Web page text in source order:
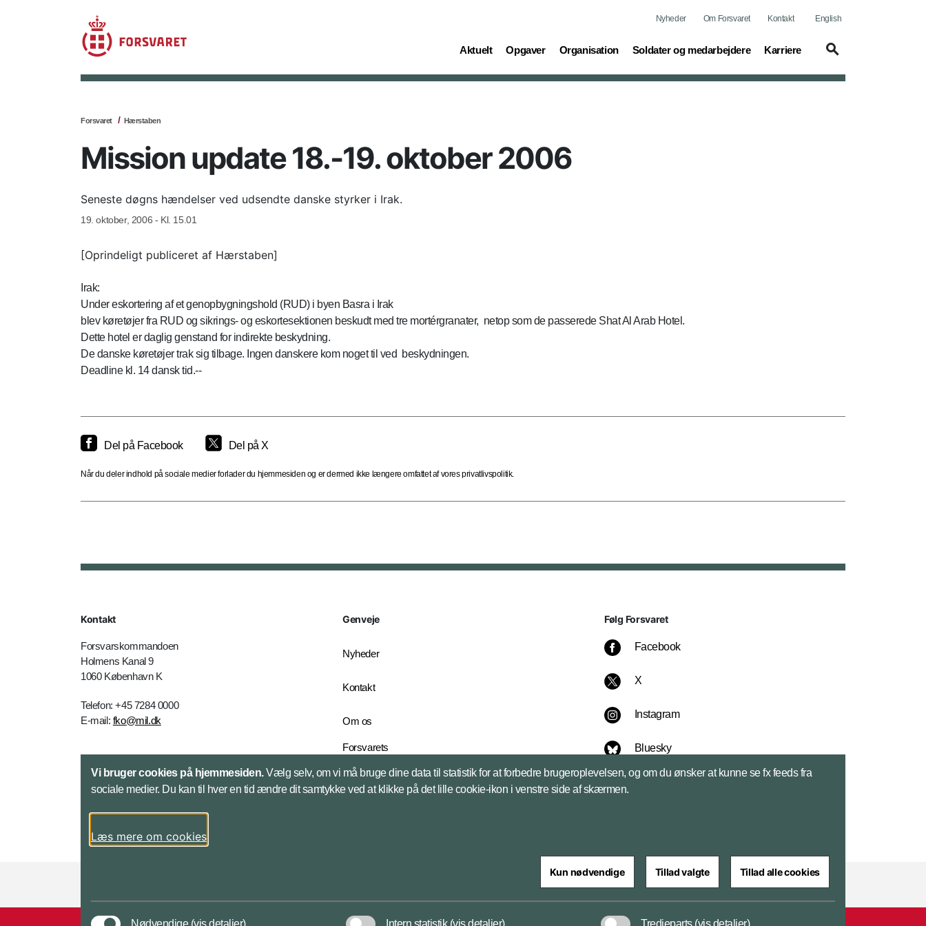
Nyheder Om Forsvaret Kontakt English
Aktuelt
(current) Opgaver
(current) Organisation
(current) Soldater og medarbejdere
(current) Karriere
(current)
Forsvaret Hærstaben
Mission update 18.-19. oktober 2006
Seneste døgns hændelser ved udsendte danske styrker i Irak.
19. oktober, 2006 - Kl. 15.01
[Oprindeligt publiceret af Hærstaben]
Irak:
Under eskortering af et genopbygningshold (RUD) i byen Basra i Irak
blev køretøjer fra RUD og sikrings- og eskortesektionen beskudt med tre mortérgranater, netop som de passerede Shat Al Arab Hotel.
Dette hotel er daglig genstand for indirekte beskydning.
De danske køretøjer trak sig tilbage. Ingen danskere kom noget til ved beskydningen.
Deadline kl. 14 dansk tid.--
Del på Facebook Del på X
Når du deler indhold på sociale medier forlader du hjemmesiden og er dermed ikke længere omfattet af vores privatlivspolitik.
Kontakt
Forsvarskommandoen
Holmens Kanal 9
1060 København K
Telefon: +45 7284 0000
E-mail: fko@mil.dk
Kontakt
Genveje
Nyheder
Kontakt
Om os
Forsvarets
English Edition
Følg Forsvaret
Facebook
X
Instagram
Bluesky
LinkedIn
Vi bruger cookies på hjemmesiden.Vælg selv, om vi må bruge dine data til statistik for at forbedre brugeroplevelsen, og om du ønsker at kunne se fx feeds fra
sociale medier. Du kan til hver en tid ændre dit samtykke ved at klikke på det lille cookie-ikon i venstre side af skærmen.
Læs mere om cookies
Kun nødvendige Tillad valgte Tillad alle cookies
Nødvendige (vis detaljer) Intern statistik (vis detaljer) Tredjeparts (vis detaljer)